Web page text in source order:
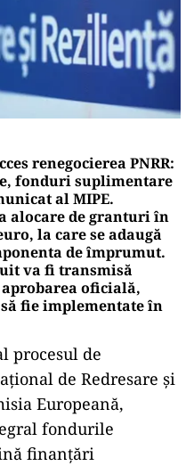
renegocierea PNRR:
fonduri suplimentare
al MIPE.
alocare de granturi în
la care se adaugă
de împrumut.
va fi transmisă
oficială,
fie implementate în
procesul de
de Redresare și
Europeană,
fondurile
finanțări